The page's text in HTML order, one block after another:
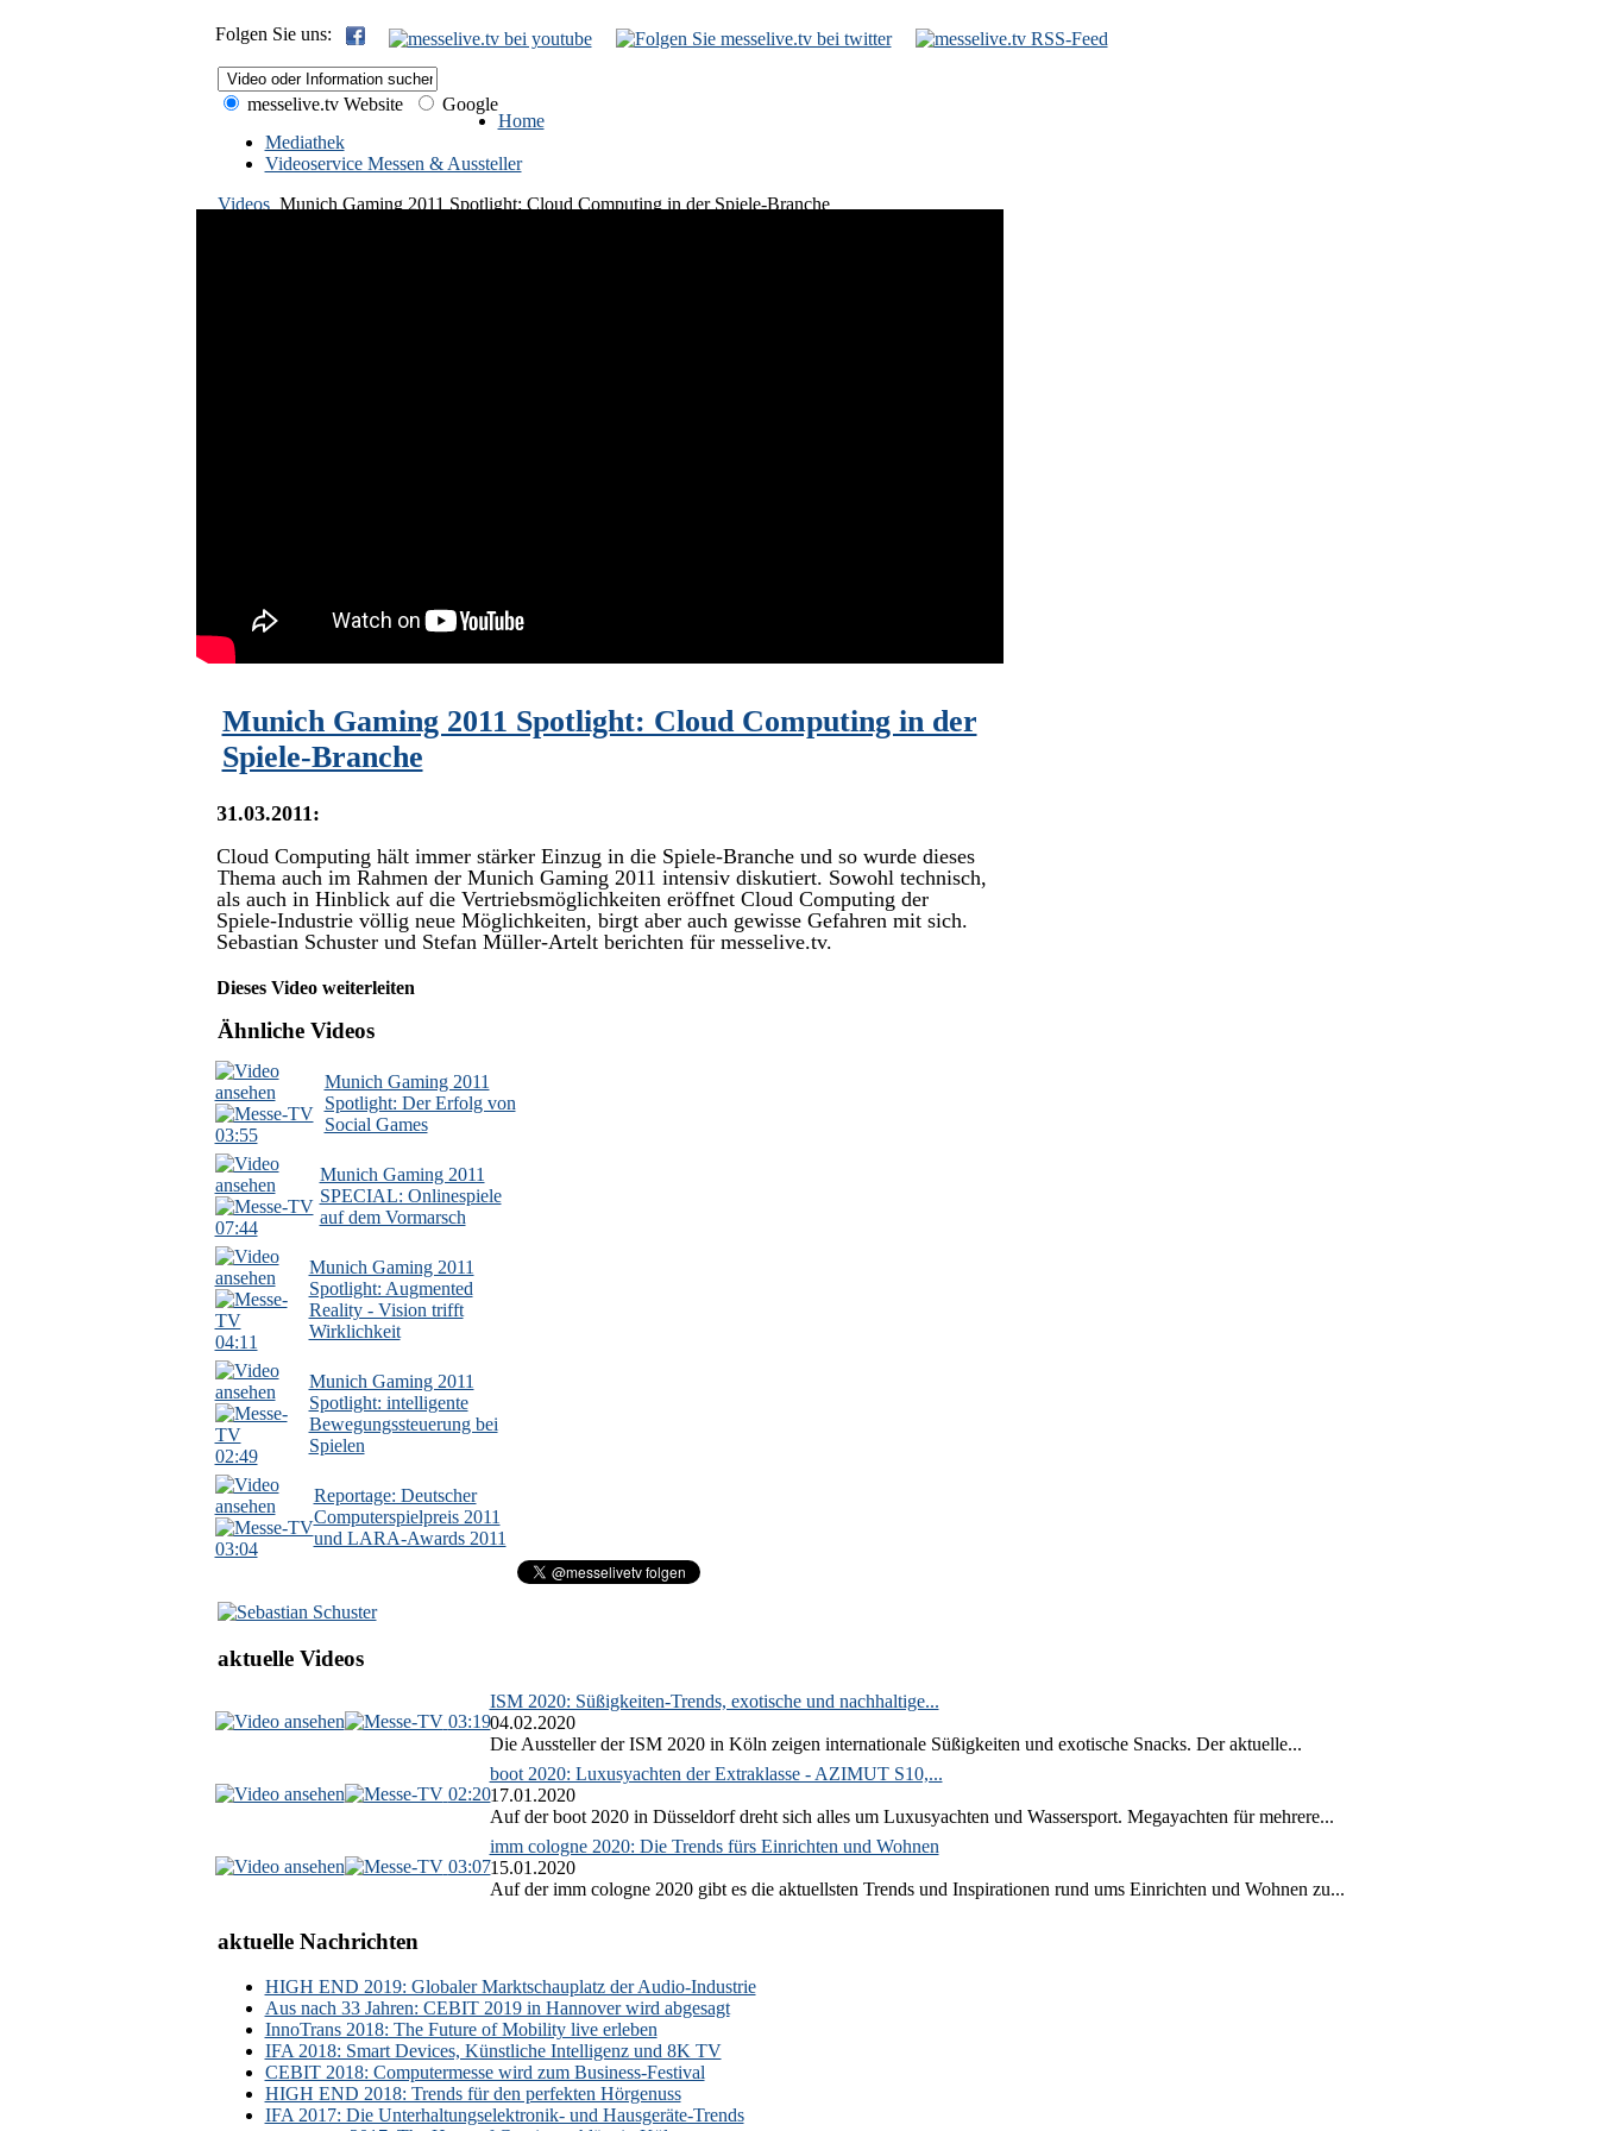
Folgen Sie uns:
messelive.tv Website
Google
Home
Mediathek
Videoservice Messen & Aussteller
Videos Munich Gaming 2011 Spotlight: Cloud Computing in der Spiele-Branche
Munich Gaming 2011 Spotlight: Cloud Computing in der
Spiele-Branche
31.03.2011:
Cloud Computing hält immer stärker Einzug in die Spiele-Branche und so wurde dieses
Thema auch im Rahmen der Munich Gaming 2011 intensiv diskutiert. Sowohl technisch,
als auch in Hinblick auf die Vertriebsmöglichkeiten eröffnet Cloud Computing der
Spiele-Industrie völlig neue Möglichkeiten, birgt aber auch gewisse Gefahren mit sich.
Sebastian Schuster und Stefan Müller-Artelt berichten für messelive.tv.
Dieses Video weiterleiten
Ähnliche Videos
03:55
Munich Gaming 2011
Spotlight: Der Erfolg von
Social Games
07:44
Munich Gaming 2011
SPECIAL: Onlinespiele
auf dem Vormarsch
04:11
Munich Gaming 2011
Spotlight: Augmented
Reality - Vision trifft
Wirklichkeit
02:49
Munich Gaming 2011
Spotlight: intelligente
Bewegungssteuerung bei
Spielen
03:04
Reportage: Deutscher
Computerspielpreis 2011
und LARA-Awards 2011
aktuelle Videos
03:19
ISM 2020: Süßigkeiten-Trends, exotische und nachhaltige...
04.02.2020
Die Aussteller der ISM 2020 in Köln zeigen internationale Süßigkeiten und exotische Snacks. Der aktuelle...
02:20
boot 2020: Luxusyachten der Extraklasse - AZIMUT S10,...
17.01.2020
Auf der boot 2020 in Düsseldorf dreht sich alles um Luxusyachten und Wassersport. Megayachten für mehrere...
03:07
imm cologne 2020: Die Trends fürs Einrichten und Wohnen
15.01.2020
Auf der imm cologne 2020 gibt es die aktuellsten Trends und Inspirationen rund ums Einrichten und Wohnen zu...
aktuelle Nachrichten
HIGH END 2019: Globaler Marktschauplatz der Audio-Industrie
Aus nach 33 Jahren: CEBIT 2019 in Hannover wird abgesagt
InnoTrans 2018: The Future of Mobility live erleben
IFA 2018: Smart Devices, Künstliche Intelligenz und 8K TV
CEBIT 2018: Computermesse wird zum Business-Festival
HIGH END 2018: Trends für den perfekten Hörgenuss
IFA 2017: Die Unterhaltungselektronik- und Hausgeräte-Trends